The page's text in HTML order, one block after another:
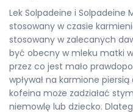
Lek Solpadeine i Solpadeine
stosowany w czasie
stosowany w zalecanych
być obecny w mleku matki
przez co jest mało
wpływał na karmione
kofeina może zadziałać
niemowlę lub dziecko.